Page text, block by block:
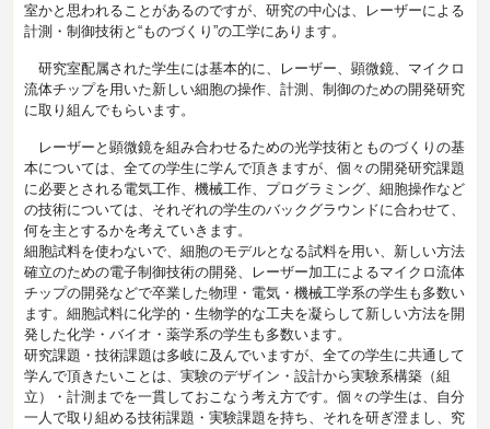
室かと思われることがあるのですが、研究の中心は、レーザーによる
計測・制御技術と“ものづくり”の工学にあります。
研究室配属された学生には基本的に、レーザー、顕微鏡、マイクロ
流体チップを用いた新しい細胞の操作、計測、制御のための開発研究
に取り組んでもらいます。
レーザーと顕微鏡を組み合わせるための光学技術とものづくりの基
本については、全ての学生に学んで頂きますが、個々の開発研究課題
に必要とされる電気工作、機械工作、プログラミング、細胞操作など
の技術については、それぞれの学生のバックグラウンドに合わせて、
何を主とするかを考えていきます。
細胞試料を使わないで、細胞のモデルとなる試料を用い、新しい方法
確立のための電子制御技術の開発、レーザー加工によるマイクロ流体
チップの開発などで卒業した物理・電気・機械工学系の学生も多数い
ます。細胞試料に化学的・生物学的な工夫を凝らして新しい方法を開
発した化学・バイオ・薬学系の学生も多数います。
研究課題・技術課題は多岐に及んでいますが、全ての学生に共通して
学んで頂きたいことは、実験のデザイン・設計から実験系構築（組
立）・計測までを一貫しておこなう考え方です。個々の学生は、自分
一人で取り組める技術課題・実験課題を持ち、それを研ぎ澄まし、究